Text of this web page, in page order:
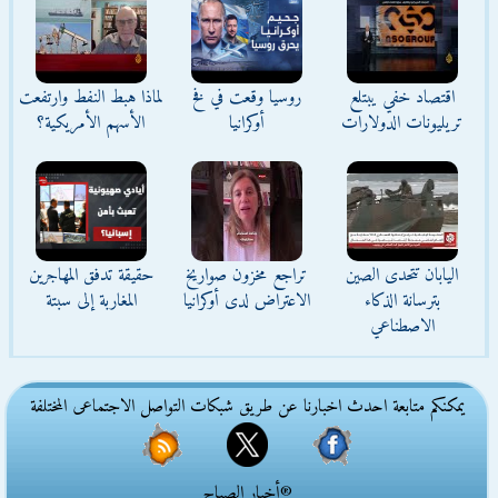
اقتصاد خفي يبتلع
تريليونات الدولارات
روسيا وقعت في فخ
أوكرانيا
لماذا هبط النفط وارتفعت
الأسهم الأمريكية؟
اليابان تتحدى الصين
بترسانة الذكاء
الاصطناعي
تراجع مخزون صواريخ
الاعتراض لدى أوكرانيا
حقيقة تدفق المهاجرين
المغاربة إلى سبتة
يمكنكم متابعة احدث اخبارنا عن طريق شبكات التواصل الاجتماعى المختلفة